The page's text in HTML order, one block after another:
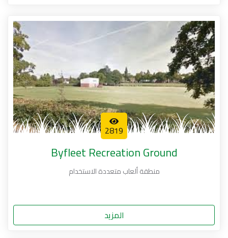
2819
Byfleet Recreation Ground‏
منطقة ألعاب متعددة الاستخدام
المزيد